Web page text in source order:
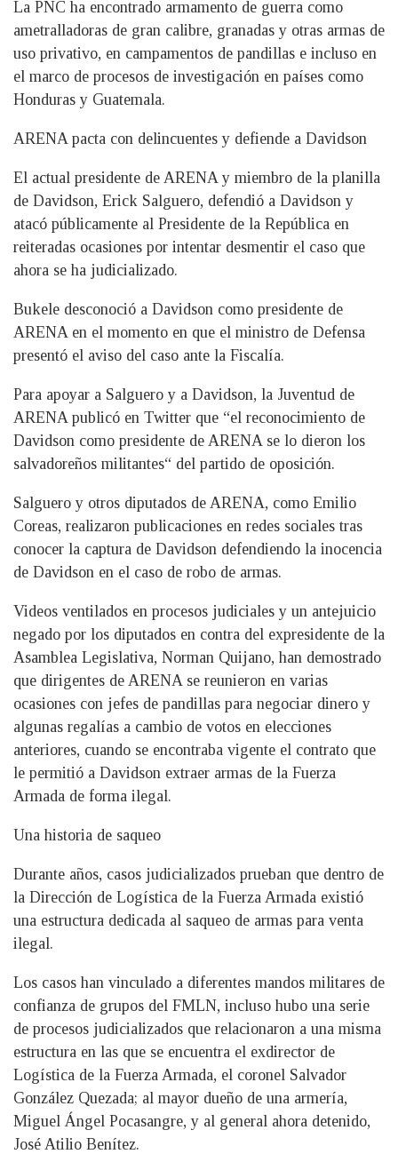
La PNC ha encontrado armamento de guerra como
ametralladoras de gran calibre, granadas y otras armas de
uso privativo, en campamentos de pandillas e incluso en
el marco de procesos de investigación en países como
Honduras y Guatemala.
ARENA pacta con delincuentes y defiende a Davidson
El actual presidente de ARENA y miembro de la planilla
de Davidson, Erick Salguero, defendió a Davidson y
atacó públicamente al Presidente de la República en
reiteradas ocasiones por intentar desmentir el caso que
ahora se ha judicializado.
Bukele desconoció a Davidson como presidente de
ARENA en el momento en que el ministro de Defensa
presentó el aviso del caso ante la Fiscalía.
Para apoyar a Salguero y a Davidson, la Juventud de
ARENA publicó en Twitter que “el reconocimiento de
Davidson como presidente de ARENA se lo dieron los
salvadoreños militantes“ del partido de oposición.
Salguero y otros diputados de ARENA, como Emilio
Coreas, realizaron publicaciones en redes sociales tras
conocer la captura de Davidson defendiendo la inocencia
de Davidson en el caso de robo de armas.
Videos ventilados en procesos judiciales y un antejuicio
negado por los diputados en contra del expresidente de la
Asamblea Legislativa, Norman Quijano, han demostrado
que dirigentes de ARENA se reunieron en varias
ocasiones con jefes de pandillas para negociar dinero y
algunas regalías a cambio de votos en elecciones
anteriores, cuando se encontraba vigente el contrato que
le permitió a Davidson extraer armas de la Fuerza
Armada de forma ilegal.
Una historia de saqueo
Durante años, casos judicializados prueban que dentro de
la Dirección de Logística de la Fuerza Armada existió
una estructura dedicada al saqueo de armas para venta
ilegal.
Los casos han vinculado a diferentes mandos militares de
confianza de grupos del FMLN, incluso hubo una serie
de procesos judicializados que relacionaron a una misma
estructura en las que se encuentra el exdirector de
Logística de la Fuerza Armada, el coronel Salvador
González Quezada; al mayor dueño de una armería,
Miguel Ángel Pocasangre, y al general ahora detenido,
José Atilio Benítez.